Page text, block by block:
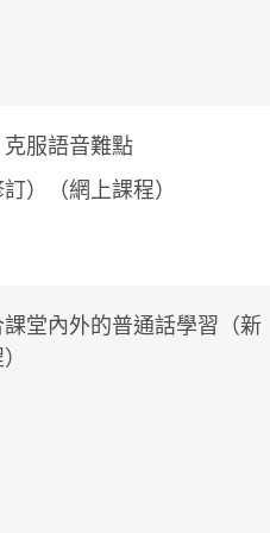
服語音難點
）（網上課程）
堂內外的普通話學習（新